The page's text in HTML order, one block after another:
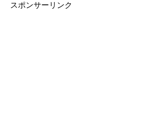
スポンサーリンク